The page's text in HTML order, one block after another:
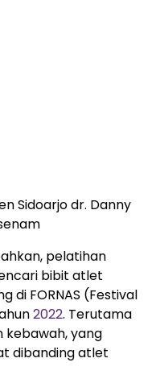
Sidoarjo dr. Danny
pelatihan
bibit atlet
di FORNAS (Festival
2022. Terutama
kebawah, yang
dibanding atlet